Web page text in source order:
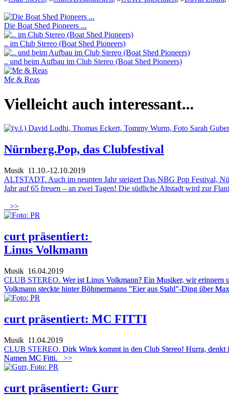
Die Boat Shed Pioneers ...
.. im Club Stereo (Boat Shed Pioneers)
.. und beim Aufbau im Club Stereo (Boat Shed Pioneers)
Me & Reas
Vielleicht auch interessant...
Nürnberg.Pop, das Clubfestival
Musik 11.10.-12.10.2019
ALTSTADT. Auch im neunten Jahr steigert Das NBG Pop Festival,
Jahr auf 65 freuen – an zwei Tagen! Die südliche Altstadt wird zur
>>
curt präsentiert:
Linus Volkmann
Musik 16.04.2019
CLUB STEREO. Wer ist Linus Volkmann? Ein Musiker, wir erinnern
Volkmann steckte hinter Böhmermanns "Eier aus Stahl"-Ding über
curt präsentiert: MC FITTI
Musik 11.04.2019
CLUB STEREO. Dirk Witek kommt in den Club Stereo! Hurra,
Namen MC Fitti.
>>
curt präsentiert: Gurr